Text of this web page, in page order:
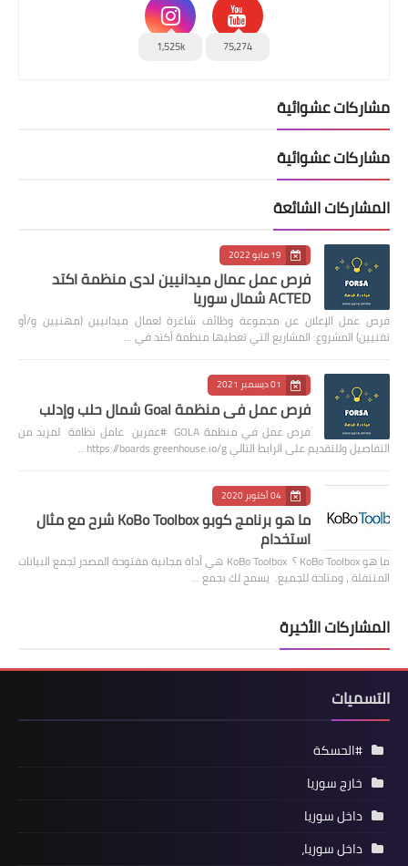
75,274
1,525k
مشاركات عشوائية
مشاركات عشوائية
المشاركات الشائعة
19 مايو 2022
فرص عمل عمال ميدانيين لدى منظمة اكتد
ACTED شمال سوريا
فرص عمل الإعلان عن مجموعة وظائف شاغرة لعمال ميدانيين (مهنيين و/أو
تقنيين) المشروع: المشاريع التي تغطيها منظمة أكتد في …
01 ديسمبر 2021
فرص عمل في منظمة Goal شمال حلب وإدلب
فرص عمل في منظمة GOLA #عفرين عامل نظافة لمزيد من
التفاصيل وللتقديم على الرابط التالي https://boards.greenhouse.io/g…
04 أكتوبر 2020
ما هو برنامج كوبو KoBo Toolbox شرح مع مثال
استخدام
ما هو KoBo Toolbox ؟ KoBo Toolbox هي أداة مجانية مفتوحة المصدر لجمع البيانات
المتنقلة ، ومتاحة للجميع. يسمح لك بجمع …
المشاركات الأخيرة
التسميات
#الحسكة
خارج سوريا
داخل سوريا
داخل سوريا،